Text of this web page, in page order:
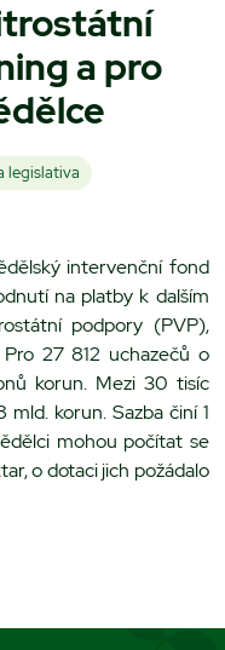
a pro
legislativa
intervenční fond
na platby k dalším
podpory (PVP),
27 812 uchazečů o
korun. Mezi 30 tisíc
korun. Sazba činí 1
mohou počítat se
o dotaci jich požádalo